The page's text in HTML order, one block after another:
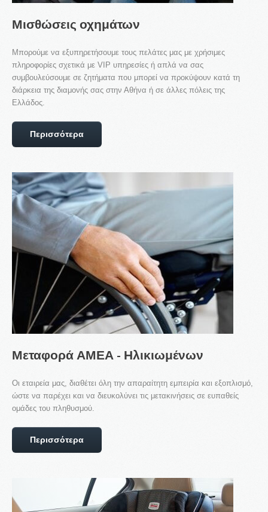
Μισθώσεις οχημάτων
Μπορούμε να εξυπηρετήσουμε τους πελάτες μας με χρήσιμες
πληροφορίες σχετικά με VIP υπηρεσίες ή απλά να σας
συμβουλεύσουμε σε ζητήματα που μπορεί να προκύψουν κατά τη
διάρκεια της διαμονής σας στην Αθήνα ή σε άλλες πόλεις της
Ελλάδος.
Περισσότερα
ΜεταφοράΑΜΕΑ - Ηλικιωμένων
Οι εταιρεία μας, διαθέτει όλη την απαραίτητη εμπειρία και εξοπλισμό,
ώστε να παρέχει και να διευκολύνει τις μετακινήσεις σε ευπαθείς
ομάδες του πληθυσμού.
Περισσότερα